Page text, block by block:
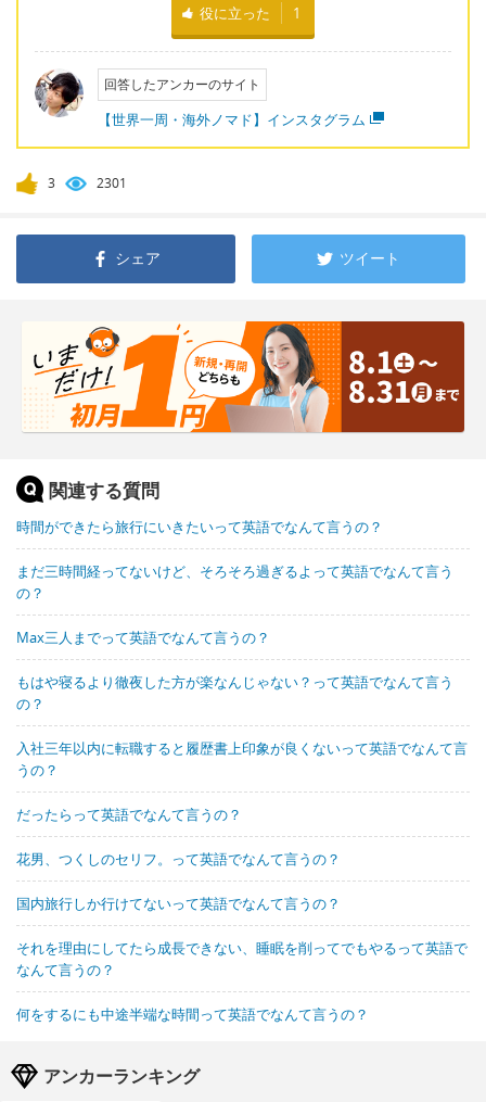
役に立った 1
回答したアンカーのサイト
【世界一周・海外ノマド】インスタグラム
3 2301
シェア ツイート
関連する質問
時間ができたら旅行にいきたいって英語でなんて言うの？
まだ三時間経ってないけど、そろそろ過ぎるよって英語でなんて言う
の？
Max三人までって英語でなんて言うの？
もはや寝るより徹夜した方が楽なんじゃない？って英語でなんて言う
の？
入社三年以内に転職すると履歴書上印象が良くないって英語でなんて言
うの？
だったらって英語でなんて言うの？
花男、つくしのセリフ。って英語でなんて言うの？
国内旅行しか行けてないって英語でなんて言うの？
それを理由にしてたら成長できない、睡眠を削ってでもやるって英語で
なんて言うの？
何をするにも中途半端な時間って英語でなんて言うの？
アンカーランキング